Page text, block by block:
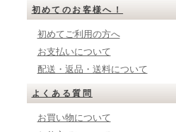
初めてのお客様へ！
初めてご利用の方へ
お支払いについて
配送・返品・送料について
よくある質問
お買い物について